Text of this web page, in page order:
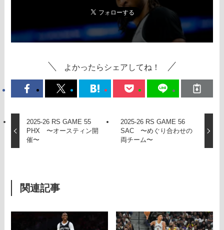
よかったらシェアしてね！
2025-26 RS GAME 55
PHX 〜オースティン開
催〜
2025-26 RS GAME 56
SAC 〜めぐり合わせの
両チーム〜
関連記事